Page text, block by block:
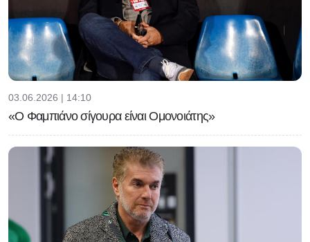
03.06.2026 | 14:10
«Ο Φαμπιάνο σίγουρα είναι Ομονοιάτης»